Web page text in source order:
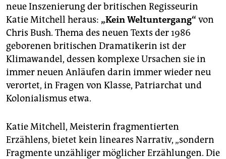
neue Inszenierung der britischen Regisseurin
Katie Mitchell heraus: „Kein Weltuntergang“ von
Chris Bush. Thema des neuen Texts der 1986
geborenen britischen Dramatikerin ist der
Klimawandel, dessen komplexe Ursachen sie in
immer neuen Anläufen darin immer wieder neu
verortet, in Fragen von Klasse, Patriarchat und
Kolonialismus etwa.
Katie Mitchell, Meisterin fragmentierten
Erzählens, bietet kein lineares Narrativ, „sondern
Fragmente unzähliger möglicher Erzählungen. Die